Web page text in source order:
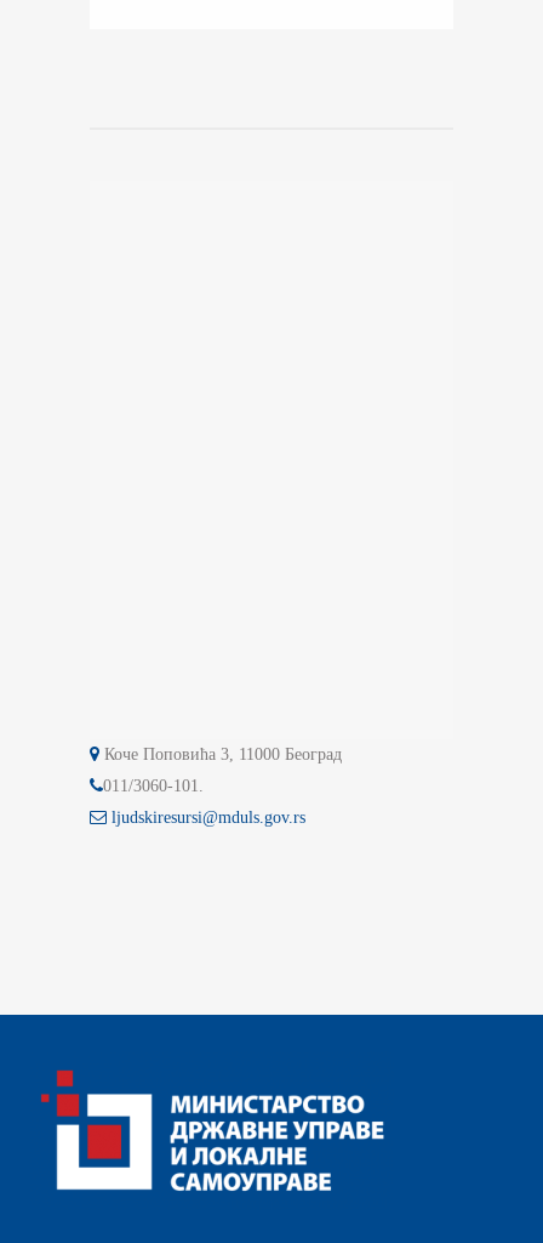
Коче Поповића 3, 11000 Београд
011/3060-101.
ljudskiresursi@mduls.gov.rs